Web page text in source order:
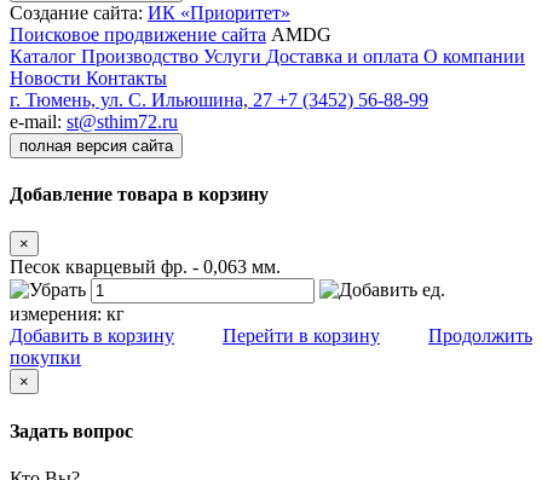
Создание сайта: ИК «Приоритет»
Поисковое продвижение сайта AMDG
Каталог Производство Услуги Доставка и оплата О компании
Новости Контакты
г. Тюмень, ул. С. Ильюшина, 27 +7 (3452) 56-88-99
e-mail: st@sthim72.ru
полная версия сайта
Добавление товара в корзину
×
Песок кварцевый фр. - 0,063 мм.
ед.
измерения: кг
Добавить в корзину
Перейти в корзину
Продолжить
покупки
×
Задать вопрос